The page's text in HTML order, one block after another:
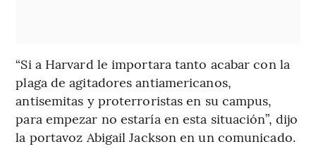
“Si a Harvard le importara tanto acabar con la
plaga de agitadores antiamericanos,
antisemitas y proterroristas en su campus,
para empezar no estaría en esta situación”, dijo
la portavoz Abigail Jackson en un comunicado.